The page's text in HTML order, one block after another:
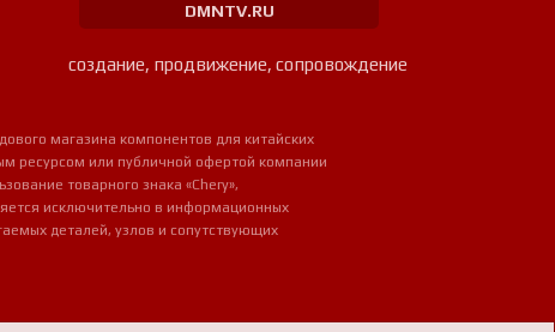
DMNTV.RU
создание, продвижение, сопровождение
магазина компонентов для китайских
ресурсом или публичной офертой компании
товарного знака «Chery»,
исключительно в информационных
деталей, узлов и сопутствующих